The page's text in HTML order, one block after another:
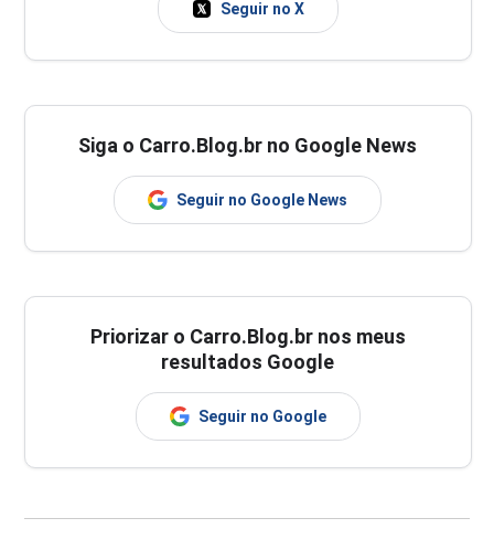
Seguir no X
Siga o Carro.Blog.br no Google News
Seguir no Google News
Priorizar o Carro.Blog.br nos meus
resultados Google
Seguir no Google